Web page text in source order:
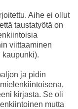
Aihe ei ollut
taustatyötä on
viittaaminen
ja pidin
kirjasta. Se oli
mutta